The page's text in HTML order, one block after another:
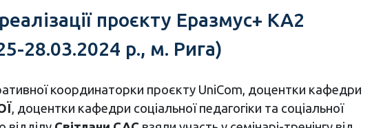
проєкту Еразмус+ КА2
28.03.2024 р., м. Рига)
координаторки проєкту UniCom, доцентки кафедри
, доцентки кафедри соціальної педагогіки та соціальної